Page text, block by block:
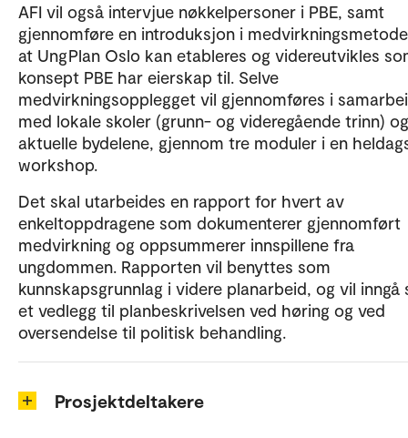
AFI vil også intervjue nøkkelpersoner i PBE, samt
gjennomføre en introduksjon i
at UngPlan Oslo kan etableres og videreutvikles
konsept PBE har eierskap til. Selve
medvirkningsopplegget vil gjennomføres i
med lokale skoler (grunn- og videregående trinn)
aktuelle bydelene, gjennom tre moduler i en
workshop.
Det skal utarbeides en rapport for hvert av
enkeltoppdragene som dokumenterer gjennomført
medvirkning og oppsummerer innspillene fra
ungdommen. Rapporten vil benyttes som
kunnskapsgrunnlag i videre planarbeid, og vil inngå
et vedlegg til planbeskrivelsen ved høring og ved
oversendelse til politisk behandling.
Prosjektdeltakere